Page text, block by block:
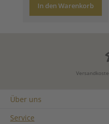
In den Warenkorb
Über uns
Service